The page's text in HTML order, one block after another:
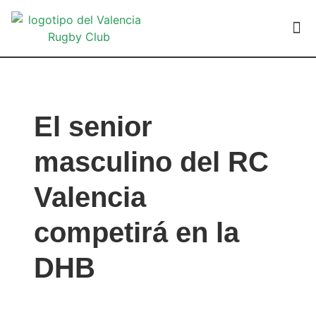
El senior
masculino del RC
Valencia
competirá en la
DHB